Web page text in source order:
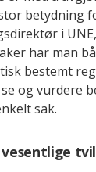
betydning
i
har man
bestemt
og vurdere
sak.